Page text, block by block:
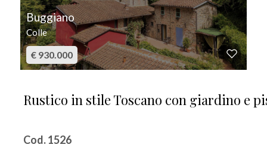
Buggiano
Colle
€ 930.000
Rustico in stile Toscano con giardino e
Cod. 1526